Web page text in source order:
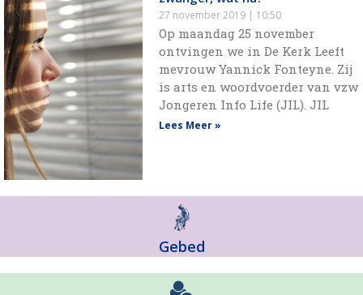
27 november 2019 10:50
Op maandag 25 november
ontvingen we in De Kerk Leeft
mevrouw Yannick Fonteyne. Zij
is arts en woordvoerder van vzw
Jongeren Info Life (JIL). JIL
Lees Meer »
Gebed